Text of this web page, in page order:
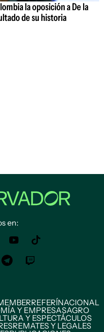
la oposición a De la
de su historia
en:
REFERÍNACIONAL
Y EMPRESASAGRO
Y ESPECTÁCULOS
REMATES Y LEGALES